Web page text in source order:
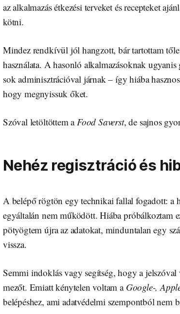
az alkalmazás étkezési terveket és recepteket
kötni.
Mindez rendkívül jól hangzott, bár tartottam
használata. A hasonló alkalmazásoknak
sok adminisztrációval járnak – így hiába
hogy megnyissuk őket.
Szóval letöltöttem a Food Saverst, de sajnos
Nehéz regisztráció és
A belépő rögtön egy technikai fallal fogadott: a
egyáltalán nem működött. Hiába próbálkoztam
pötyögtem újra az adatokat, minduntalan egy
vissza.
Semmi indoklás vagy segítség, hogy a
mezőt. Emiatt kénytelen voltam a Google-,
belépéshez, ami adatvédelmi szempontból